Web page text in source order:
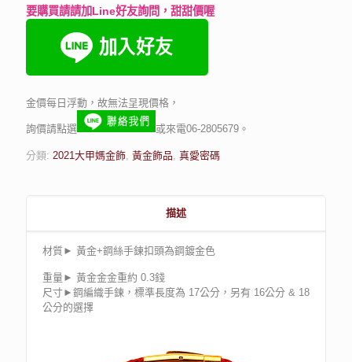
要購買請請加Line好友詢問，甜甜價喔
金價每日浮動，故無法呈現價格，
詢價請點選 或來電06-2805679。
分類: 2021大甲媽金飾 黃金飾品 真愛密碼
描述
材質► 黃金+鋼絲手鍊扣頭為鋼鍍金色
重量► 黃金金金重約 0.3錢
尺寸►鋼編織手鍊，標準長度為 17公分，另有 16公分 & 18
公分的選擇